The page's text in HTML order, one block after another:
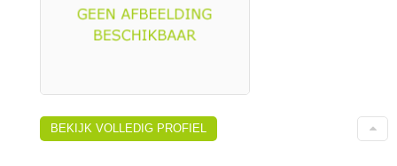
BEKIJK VOLLEDIG PROFIEL